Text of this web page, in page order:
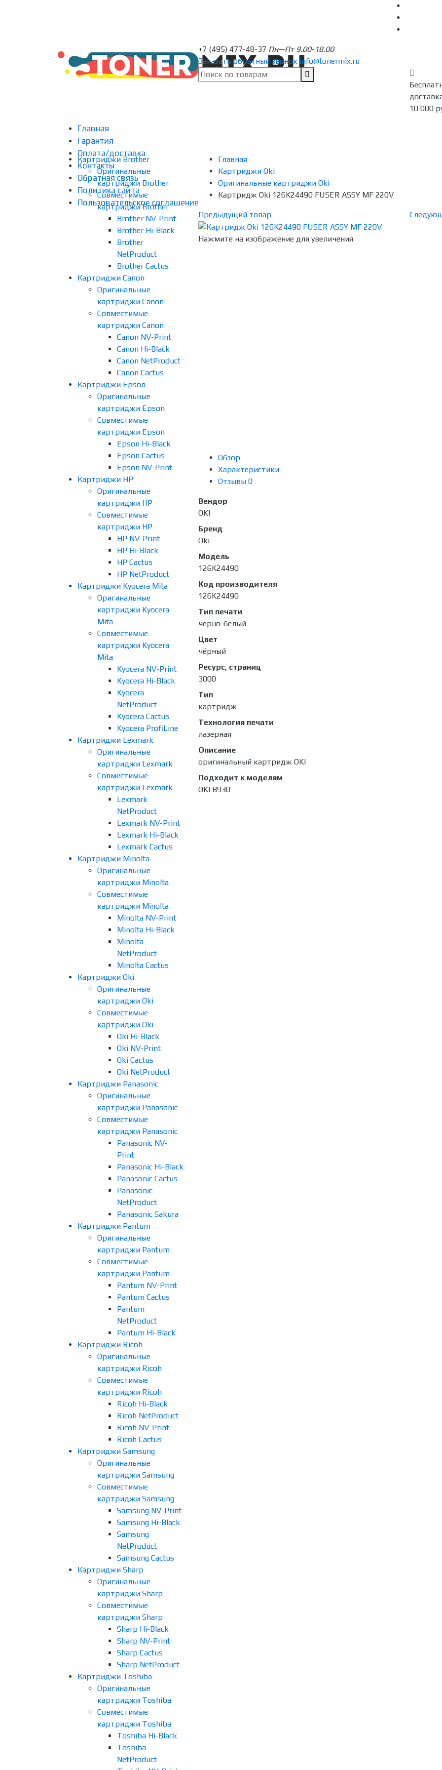
+7 (495) 477-48-37 Пн—Пт 9.00-18.00
Заказать обратный звонок info@tonermix.ru
10 000
Главная
Гарантия
Оплата/доставка
Контакты
Обратная связь
Политика сайта
Пользовательское соглашение
Картриджи Brother
Оригинальные
картриджи Brother
Совместимые
картриджи Brother
Brother NV-Print
Brother Hi-Black
Brother
NetProduct
Brother Cactus
Картриджи Canon
Оригинальные
картриджи Canon
Совместимые
картриджи Canon
Canon NV-Print
Canon Hi-Black
Canon NetProduct
Canon Cactus
Картриджи Epson
Оригинальные
картриджи Epson
Совместимые
картриджи Epson
Epson Hi-Black
Epson Cactus
Epson NV-Print
Картриджи HP
Оригинальные
картриджи HP
Совместимые
картриджи HP
HP NV-Print
HP Hi-Black
HP Cactus
HP NetProduct
Картриджи Kyocera Mita
Оригинальные
картриджи Kyocera
Mita
Совместимые
картриджи Kyocera
Mita
Kyocera NV-Print
Kyocera Hi-Black
Kyocera
NetProduct
Kyocera Cactus
Kyocera ProfiLine
Картриджи Lexmark
Оригинальные
картриджи Lexmark
Совместимые
картриджи Lexmark
Lexmark
NetProduct
Lexmark NV-Print
Lexmark Hi-Black
Lexmark Cactus
Картриджи Minolta
Оригинальные
картриджи Minolta
Совместимые
картриджи Minolta
Minolta NV-Print
Minolta Hi-Black
Minolta
NetProduct
Minolta Cactus
Картриджи Oki
Оригинальные
картриджи Oki
Совместимые
картриджи Oki
Oki Hi-Black
Oki NV-Print
Oki Cactus
Oki NetProduct
Картриджи Panasonic
Оригинальные
картриджи Panasonic
Совместимые
картриджи Panasonic
Panasonic NV-
Print
Panasonic Hi-Black
Panasonic Cactus
Panasonic
NetProduct
Panasonic Sakura
Картриджи Pantum
Оригинальные
картриджи Pantum
Совместимые
картриджи Pantum
Pantum NV-Print
Pantum Cactus
Pantum
NetProduct
Pantum Hi-Black
Картриджи Ricoh
Оригинальные
картриджи Ricoh
Совместимые
картриджи Ricoh
Ricoh Hi-Black
Ricoh NetProduct
Ricoh NV-Print
Ricoh Cactus
Картриджи Samsung
Оригинальные
картриджи Samsung
Совместимые
картриджи Samsung
Samsung NV-Print
Samsung Hi-Black
Samsung
NetProduct
Samsung Cactus
Картриджи Sharp
Оригинальные
картриджи Sharp
Совместимые
картриджи Sharp
Sharp Hi-Black
Sharp NV-Print
Sharp Cactus
Sharp NetProduct
Картриджи Toshiba
Оригинальные
картриджи Toshiba
Совместимые
картриджи Toshiba
Toshiba Hi-Black
Toshiba
NetProduct
Главная
Картриджи Oki
Оригинальные картриджи Oki
Картридж Oki 126K24490 FUSER ASSY MF 220V
Предыдущий товар
Нажмите на изображение для увеличения
Обзор
Характеристики
Отзывы 0
Вендор
OKI
Бренд
Oki
Модель
126K24490
Код производителя
126K24490
Тип печати
черно-белый
Цвет
чёрный
Ресурс, страниц
3000
Тип
картридж
Технология печати
лазерная
Описание
оригинальный картридж OKI
Подходит к моделям
OKI B930